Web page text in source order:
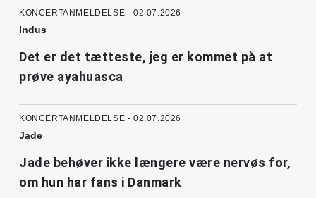
KONCERTANMELDELSE - 02.07.2026
Indus
Det er det tætteste, jeg er kommet på at
prøve ayahuasca
KONCERTANMELDELSE - 02.07.2026
Jade
Jade behøver ikke længere være nervøs for,
om hun har fans i Danmark